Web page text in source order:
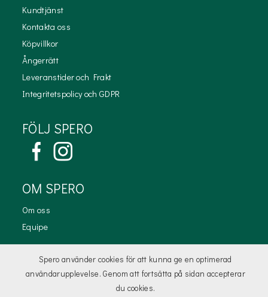
Kundtjänst
Kontakta oss
Köpvillkor
Ångerrätt
Leveranstider och Frakt
Integritetspolicy och GDPR
FÖLJ SPERO
OM SPERO
Om oss
Equipe
KONTAKTA OSS
Spero använder cookies för att kunna ge en optimerad
användarupplevelse. Genom att fortsätta på sidan accepterar
du cookies.